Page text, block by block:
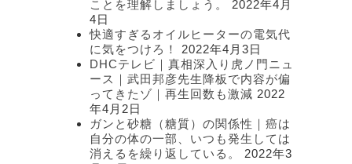
ことを理解しましょう。
2022年4月
4日
快適すぎるオイルヒーターの電気代
に気をつけろ！
2022年4月3日
DHCテレビ｜真相深入り虎ノ門ニュ
ース｜武田邦彦先生降板で内容が偏
ってきたゾ｜再生回数も激減 2022
年4月2日
ガンと砂糖（糖質）の関係性｜癌は
自分の体の一部、いつも発生しては
消えるを繰り返している。
2022年3